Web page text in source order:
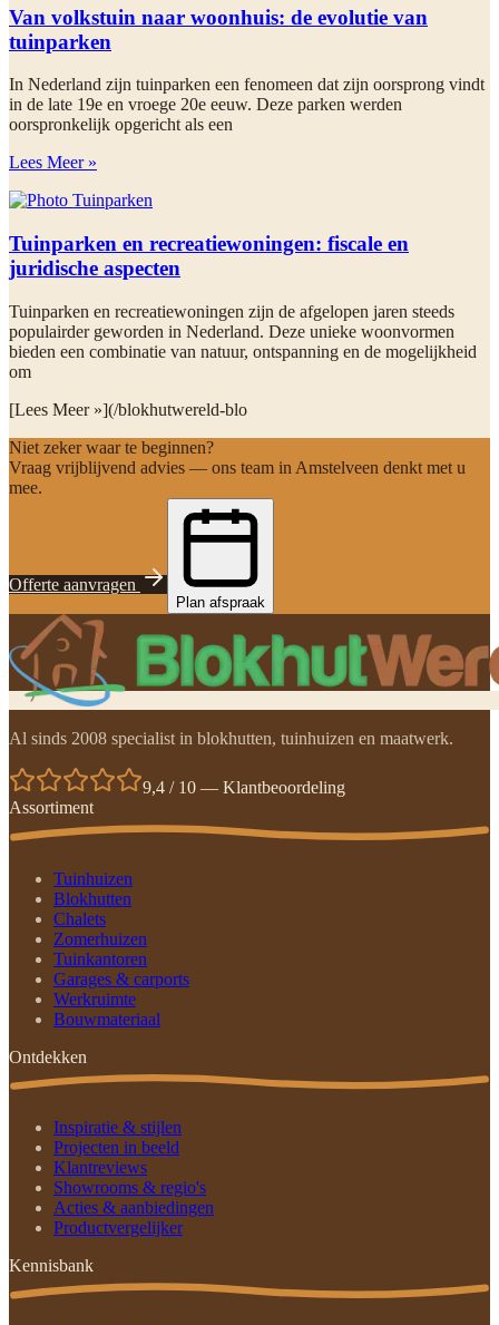
Van volkstuin naar woonhuis: de evolutie van
tuinparken
In Nederland zijn tuinparken een fenomeen dat zijn oorsprong vindt
in de late 19e en vroege 20e eeuw. Deze parken werden
oorspronkelijk opgericht als een
Lees Meer »
Tuinparken en recreatiewoningen: fiscale en
juridische aspecten
Tuinparken en recreatiewoningen zijn de afgelopen jaren steeds
populairder geworden in Nederland. Deze unieke woonvormen
bieden een combinatie van natuur, ontspanning en de mogelijkheid
om
[Lees Meer »](/blokhutwereld-blo
Niet zeker waar te beginnen?
Vraag vrijblijvend advies — ons team in Amstelveen denkt met u
mee.
Offerte aanvragen
Plan afspraak
Al sinds 2008 specialist in blokhutten, tuinhuizen en maatwerk.
9,4 / 10 — Klantbeoordeling
Assortiment
Tuinhuizen
Blokhutten
Chalets
Zomerhuizen
Tuinkantoren
Garages & carports
Werkruimte
Bouwmateriaal
Ontdekken
Inspiratie & stijlen
Projecten in beeld
Klantreviews
Showrooms & regio's
Acties & aanbiedingen
Productvergelijker
Kennisbank